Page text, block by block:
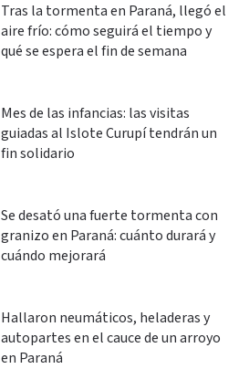
Tras la tormenta en Paraná, llegó el
aire frío: cómo seguirá el tiempo y
qué se espera el fin de semana
Mes de las infancias: las visitas
guiadas al Islote Curupí tendrán un
fin solidario
Se desató una fuerte tormenta con
granizo en Paraná: cuánto durará y
cuándo mejorará
Hallaron neumáticos, heladeras y
autopartes en el cauce de un arroyo
en Paraná